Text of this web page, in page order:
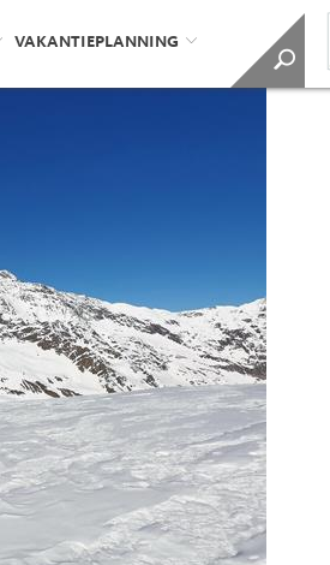
VAKANTIEPLANNING